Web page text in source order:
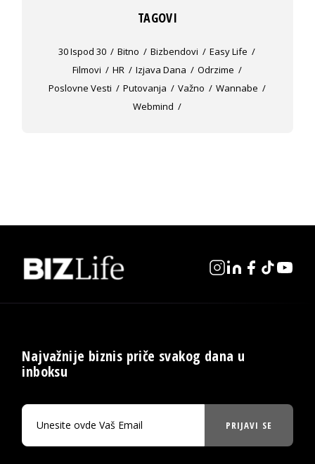
TAGOVI
30 Ispod 30 Bitno Bizbendovi
Easy Life
Filmovi
HR Izjava Dana
Odrzime
Poslovne Vesti
Putovanja Važno
Wannabe
Webmind
Najvažnije biznis priče svakog dana u
inboksu
PRIJAVI SE